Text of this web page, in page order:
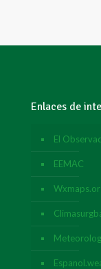
Enlaces de
El
EEMAC